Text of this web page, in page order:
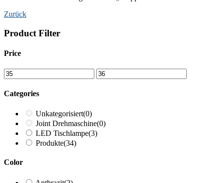
Zurück
Product Filter
Price
Categories
Unkategorisiert(0)
Joint Drehmaschine(0)
LED Tischlampe(3)
Produkte(34)
Color